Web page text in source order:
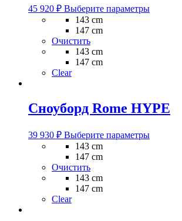
45 920 ₽ Выберите параметрыЭтот
странице
товара.
143 cm
147 cm
Очистить
143 cm
147 cm
Clear
Сноуборд Rome HYPE
39 930 ₽ Выберите параметрыЭтот
143 cm
147 cm
Очистить
143 cm
147 cm
Clear